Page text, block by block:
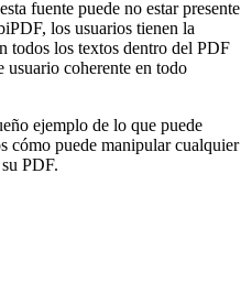
fuente puede no estar presente
los usuarios tienen la
todos los textos dentro del PDF
usuario coherente en todo
ejemplo de lo que puede
cómo puede manipular cualquier
PDF.